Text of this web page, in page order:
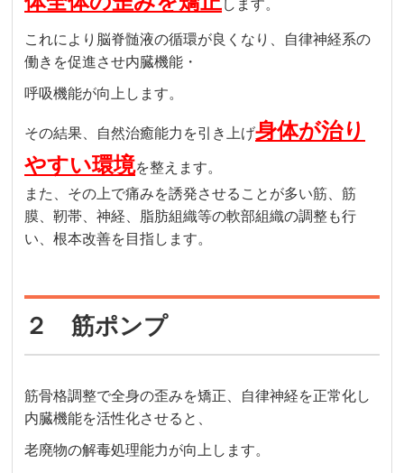
します。
これにより脳脊髄液の循環が良くなり、自律神経系の
働きを促進させ内臓機能・
呼吸機能が向上します。
その結果、自然治癒能力を引き上げ身体が治り
やすい環境を整えます。
また、その上で痛みを誘発させることが多い筋、筋
膜、靭帯、神経、脂肪組織等の軟部組織の調整も行
い、根本改善を目指します。
２ 筋ポンプ
筋骨格調整で全身の歪みを矯正、自律神経を正常化し
内臓機能を活性化させると、
老廃物の解毒処理能力が向上します。